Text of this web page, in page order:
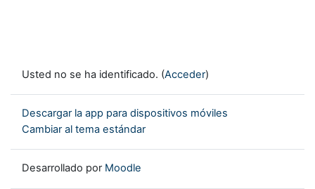
Usted no se ha identificado. (Acceder)
Descargar la app para dispositivos móviles
Cambiar al tema estándar
Desarrollado por Moodle